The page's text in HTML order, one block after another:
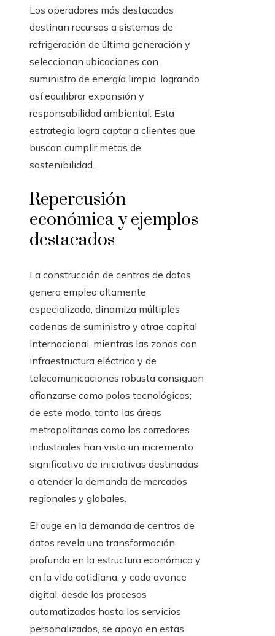
Los operadores más destacados
destinan recursos a sistemas de
refrigeración de última generación y
seleccionan ubicaciones con
suministro de energía limpia, logrando
así equilibrar expansión y
responsabilidad ambiental. Esta
estrategia logra captar a clientes que
buscan cumplir metas de
sostenibilidad.
Repercusión
económica y ejemplos
destacados
La construcción de centros de datos
genera empleo altamente
especializado, dinamiza múltiples
cadenas de suministro y atrae capital
internacional, mientras las zonas con
infraestructura eléctrica y de
telecomunicaciones robusta consiguen
afianzarse como polos tecnológicos;
de este modo, tanto las áreas
metropolitanas como los corredores
industriales han visto un incremento
significativo de iniciativas destinadas
a atender la demanda de mercados
regionales y globales.
El auge en la demanda de centros de
datos revela una transformación
profunda en la estructura económica y
en la vida cotidiana, y cada avance
digital, desde los procesos
automatizados hasta los servicios
personalizados, se apoya en estas